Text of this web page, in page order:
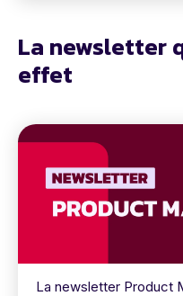
La newsletter
effet
La newsletter Product